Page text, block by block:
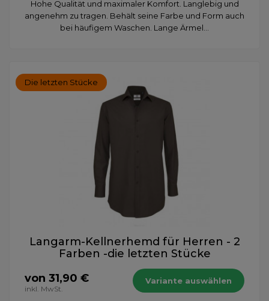
Hohe Qualität und maximaler Komfort. Langlebig und
angenehm zu tragen. Behält seine Farbe und Form auch
bei häufigem Waschen. Lange Ärmel...
Die letzten Stücke
Langarm-Kellnerhemd für Herren - 2
Farben -die letzten Stücke
von 31,90 €
inkl. MwSt.
Variante auswählen